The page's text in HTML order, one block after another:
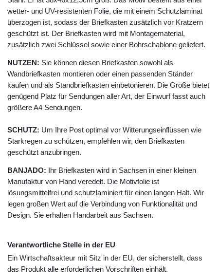
wetter- und UV-resistenten Folie, die mit einem Schutzlaminat
überzogen ist, sodass der Briefkasten zusätzlich vor Kratzern
geschützt ist. Der Briefkasten wird mit Montagematerial,
zusätzlich zwei Schlüssel sowie einer Bohrschablone geliefert.
NUTZEN: Sie können diesen Briefkasten sowohl als
Wandbriefkasten montieren oder einen passenden Ständer
kaufen und als Standbriefkasten einbetonieren. Die Größe bietet
genügend Platz für Sendungen aller Art, der Einwurf fasst auch
größere A4 Sendungen.
SCHUTZ: Um Ihre Post optimal vor Witterungseinflüssen wie
Starkregen zu schützen, empfehlen wir, den Briefkasten
geschützt anzubringen.
BANJADO: Ihr Briefkasten wird in Sachsen in einer kleinen
Manufaktur von Hand veredelt. Die Motivfolie ist
lösungsmittelfrei und schutzlaminiert für einen langen Halt. Wir
legen großen Wert auf die Verbindung von Funktionalität und
Design. Sie erhalten Handarbeit aus Sachsen.
Verantwortliche Stelle in der EU
Ein Wirtschaftsakteur mit Sitz in der EU, der sicherstellt, dass
das Produkt alle erforderlichen Vorschriften einhält.